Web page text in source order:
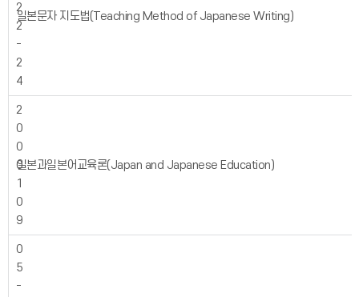
2
2
-
2
4
일본문자 지도법(Teaching Method of Japanese Writing)
2
0
0
0
1
0
9
일본과일본어교육론(Japan and Japanese Education)
0
5
-